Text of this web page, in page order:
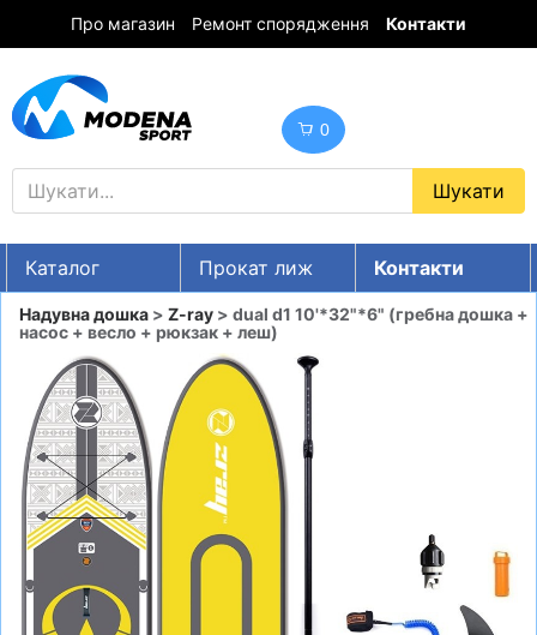
Про магазин Ремонт спорядження Контакти
0
Каталог Прокат лиж
Контакти
UA RU EN
Знижки
ГІРСЬКІ ЛИЖІ
СНОУБОРДИ
ОДЯГ
ВЗУТТЯ
СУМКИ
ШОЛОМИ, ЗАХИСТ, ОКУЛЯРИ
Надувна дошка > Z-ray > dual d1 10'*32"*6" (гребна дошка +
насос + весло + рюкзак + леш)